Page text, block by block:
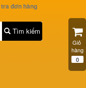
đơn hàng
Tìm kiếm
Giỏ
hàng
0